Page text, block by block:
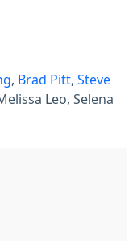
, Brad Pitt, Steve
Leo, Selena